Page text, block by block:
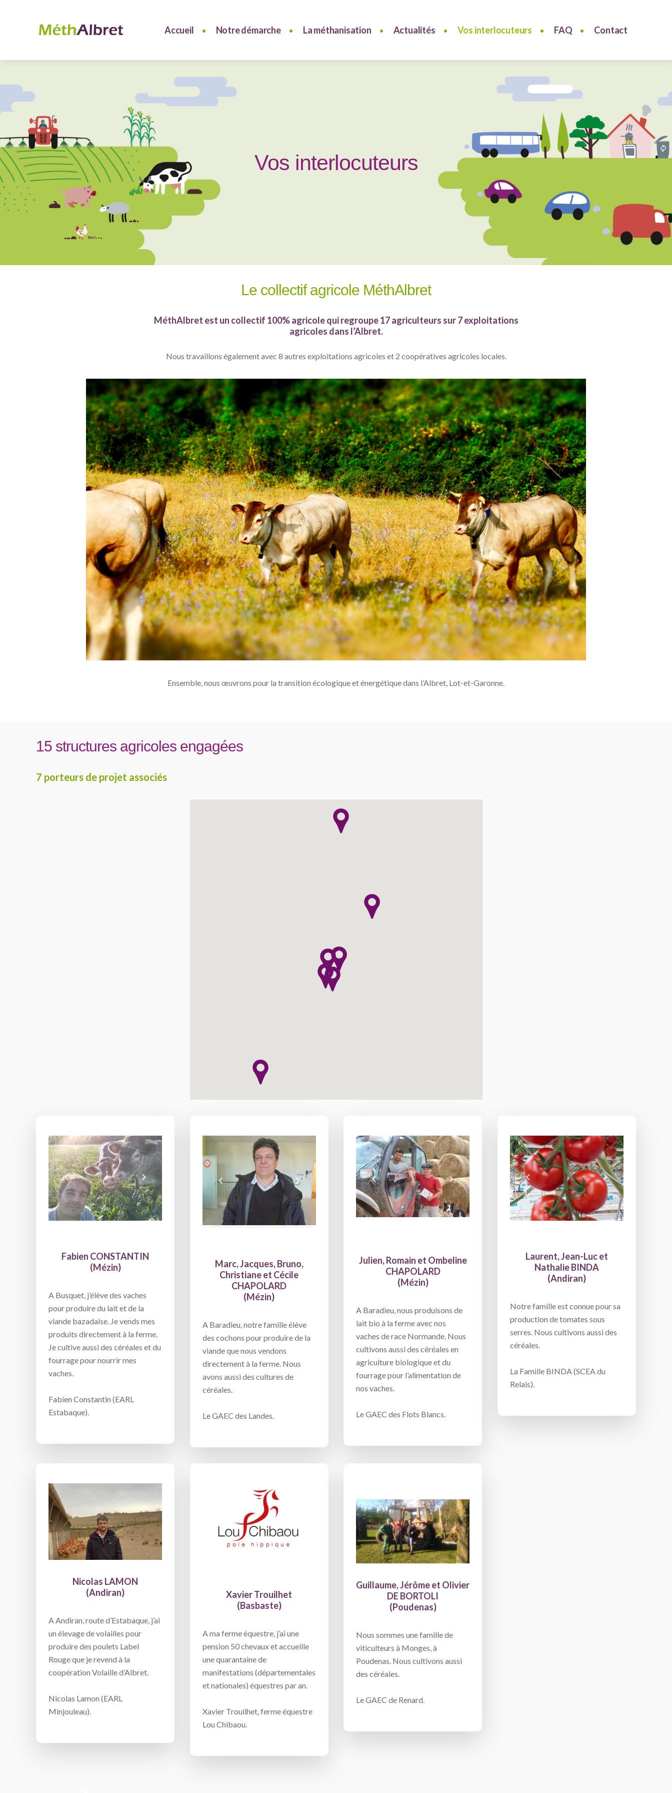
Accueil Notre démarche La méthanisation Actualités Vos interlocuteurs FAQ Contact
Vos interlocuteurs
Le collectif agricole MéthAlbret
MéthAlbret est un collectif 100% agricole qui regroupe 17 agriculteurs sur 7 exploitations
agricoles dans l’Albret.
Nous travaillons également avec 8 autres exploitations agricoles et 2 coopératives agricoles locales.
Ensemble, nous œuvrons pour la transition écologique et énergétique dans l’Albret, Lot-et-Garonne.
15 structures agricoles engagées
7 porteurs de projet associés
Fabien CONSTANTIN
(Mézin)
A Busquet, j’élève des vaches
pour produire du lait et de la
viande bazadaise. Je vends mes
produits directement à la ferme.
Je cultive aussi des céréales et du
fourrage pour nourrir mes
vaches.
Fabien Constantin (EARL
Estabaque).
Marc, Jacques, Bruno,
Christiane et Cécile
CHAPOLARD
(Mézin)
A Baradieu, notre famille élève
des cochons pour produire de la
viande que nous vendons
directement à la ferme. Nous
avons aussi des cultures de
céréales.
Le GAEC des Landes.
Julien, Romain et Ombeline
CHAPOLARD
(Mézin)
A Baradieu, nous produisons de
lait bio à la ferme avec nos
vaches de race Normande. Nous
cultivons aussi des céréales en
agriculture biologique et du
fourrage pour l’alimentation de
nos vaches.
Le GAEC des Flots Blancs.
Laurent, Jean-Luc et
Nathalie BINDA
(Andiran)
Notre famille est connue pour sa
production de tomates sous
serres. Nous cultivons aussi des
céréales.
La Famille BINDA (SCEA du
Relais).
Nicolas LAMON
(Andiran)
A Andiran, route d’Estabaque, j’ai
un élevage de volailles pour
produire des poulets Label
Rouge que je revend à la
coopération Volaille d’Albret.
Nicolas Lamon (EARL
Minjouleau).
Xavier Trouilhet
(Basbaste)
A ma ferme équestre, j’ai une
pension 50 chevaux et accueille
une quarantaine de
manifestations (départementales
et nationales) équestres par an.
Xavier Trouilhet, ferme équestre
Lou Chibaou.
Guillaume, Jérôme et Olivier
DE BORTOLI
(Poudenas)
Nous sommes une famille de
viticulteurs à Monges, à
Poudenas. Nous cultivons aussi
des céréales.
Le GAEC de Renard.